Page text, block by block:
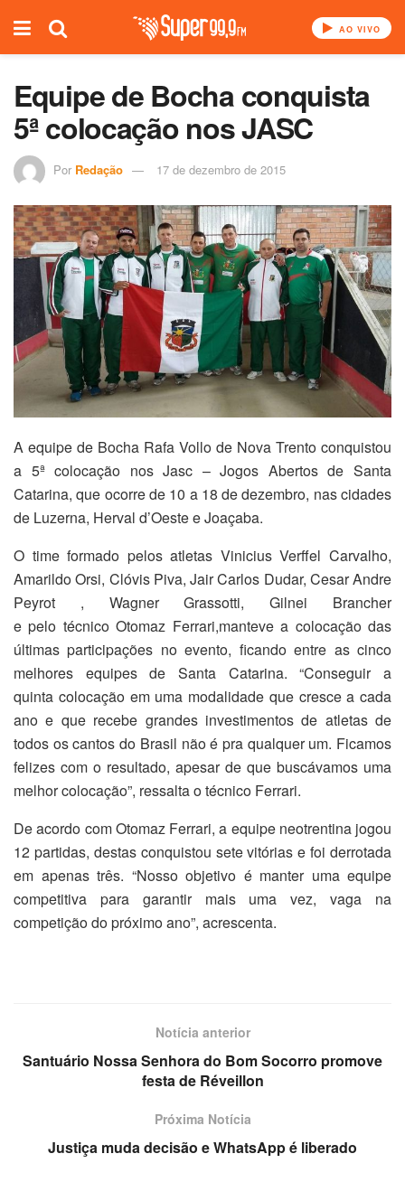
AO VIVO
Equipe de Bocha conquista
Por Redação 17 de dezembro de 2015
A equipe de Bocha Rafa Vollo de Nova Trento conquistou
a 5ª colocação nos Jasc – Jogos Abertos de Santa
Catarina, que ocorre de 10 a 18 de dezembro, nas cidades
de Luzerna, Herval d’Oeste e Joaçaba.
O time formado pelos atletas Vinicius Verffel Carvalho,
Amarildo Orsi, Clóvis Piva, Jair Carlos Dudar, Cesar Andre
Peyrot , Wagner Grassotti, Gilnei Brancher
e pelo técnico Otomaz Ferrari,manteve a colocação das
últimas participações no evento, ficando entre as cinco
melhores equipes de Santa Catarina. “Conseguir a
quinta colocação em uma modalidade que cresce a cada
ano e que recebe grandes investimentos de atletas de
todos os cantos do Brasil não é pra qualquer um. Ficamos
felizes com o resultado, apesar de que buscávamos uma
melhor colocação”, ressalta o técnico Ferrari.
De acordo com Otomaz Ferrari, a equipe neotrentina jogou
12 partidas, destas conquistou sete vitórias e foi derrotada
em apenas três. “Nosso objetivo é manter uma equipe
competitiva para garantir mais uma vez, vaga na
competição do próximo ano”, acrescenta.
Notícia anterior
Santuário Nossa Senhora do Bom Socorro promove
festa de Réveillon
Próxima Notícia
Justiça muda decisão e WhatsApp é liberado